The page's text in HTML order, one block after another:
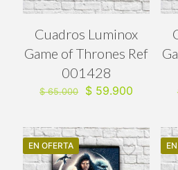
Cuadros Luminox
Game of Thrones Ref
001428
$65.000
El
era:
$ 65.000.
$ 59.900
es:
$
EN OFERTA